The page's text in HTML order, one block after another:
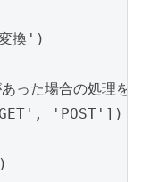
換')
た場合の処理を
'POST'])